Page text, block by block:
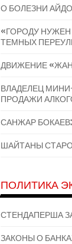
О БОЛЕЗНИ
«ГОРОДУ
ТЕМНЫХ
ДВИЖЕНИЕ
ВЛАДЕЛЕЦ
ПРОДАЖИ
САНЖАР
ШАЙТАНЫ
ПОЛИТИКА
СТЕНДАПЕРША
ЗАКОНЫ О